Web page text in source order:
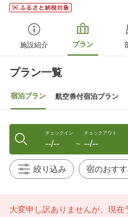
施設紹介 プラン
プラン一覧
宿泊プラン 航空券付宿泊プラン
チェックイン
--/-- 〜
チェックアウト
--/--
絞り込み
大変申し訳ありませんが、現在